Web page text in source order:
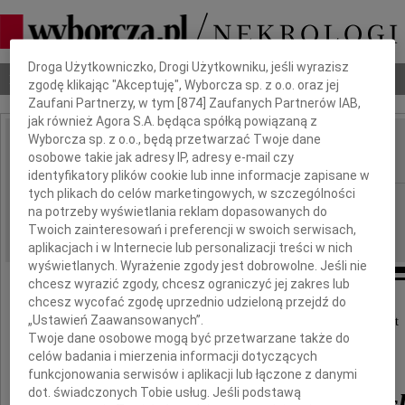
Nekrologi Odeszli Poradnik pogrzebowy
IMIĘ I NAZWISKO: Janusz Sławiński
REGION: Poznań
DATA EMISJI: 15.04.2015
W dniu 13 kwietnia 2015 roku w wieku 75 lat
zmarł
Dbamy o Twoją prywatność
Droga Użytkowniczko, Drogi Użytkowniku, jeśli wyrazisz
zgodę klikając "Akceptuję", Wyborcza sp. z o.o. oraz jej
Zaufani Partnerzy, w tym [874 ] Zaufanych Partnerów IAB,
jak również Agora S.A. będąca spółką powiązaną z
Wyborcza sp. z o.o., będą przetwarzać Twoje dane
osobowe takie jak adresy IP, adresy e-mail czy
identyfikatory plików cookie lub inne informacje zapisane w
tych plikach do celów marketingowych, w szczególności
na potrzeby wyświetlania reklam dopasowanych do
Twoich zainteresowań i preferencji w swoich serwisach,
aplikacjach i w Internecie lub personalizacji treści w nich
wyświetlanych. Wyrażenie zgody jest dobrowolne. Jeśli nie
chcesz wyrazić zgody, chcesz ograniczyć jej zakres lub
chcesz wycofać zgodę uprzednio udzieloną przejdź do
„Ustawień Zaawansowanych”.
Twoje dane osobowe mogą być przetwarzane także do
celów badania i mierzenia informacji dotyczących
funkcjonowania serwisów i aplikacji lub łączone z danymi
dot. świadczonych Tobie usług. Jeśli podstawą